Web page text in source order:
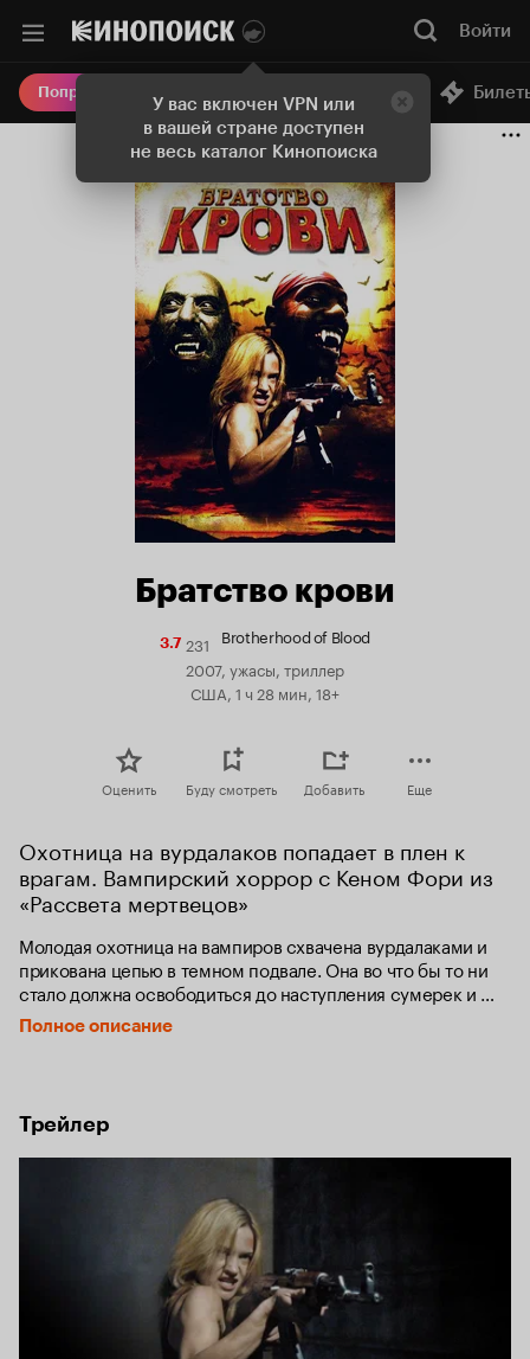
У вас включен VPN или
в вашей стране доступен
не весь каталог Кинопоиска
Войти
Попробовать Плюс Онлайн-кинотеатр
Братство крови
3.7Рейтинг
Кинопоиска
231 Brotherhood of Blood
2007, ужасы, триллер
США, 1 ч 28 мин, 18+
Оценить Буду смотреть Добавить Еще
Охотница на вурдалаков попадает в плен к
врагам. Вампирский хоррор с Кеном Фори из
«Рассвета мертвецов»
Молодая охотница на вампиров схвачена вурдалаками и
прикована цепью в темном подвале. Она во что бы то ни
стало должна освободиться до наступления сумерек и
предотвратить возрождение могущественного демона-
вампира Влада Коссела. Много веков назад вампиры
только один человек, который сможет остановить его…
Полное описание
Трейлер